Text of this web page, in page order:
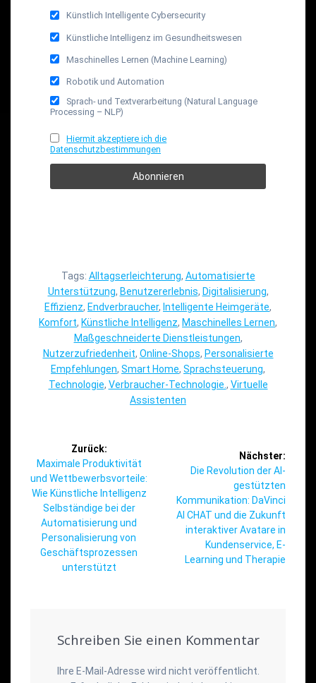
Künstlich Intelligente Cybersecurity
Künstliche Intelligenz im Gesundheitswesen
Maschinelles Lernen (Machine Learning)
Robotik und Automation
Sprach- und Textverarbeitung (Natural Language
Processing – NLP)
Hiermit akzeptiere ich die
Datenschutzbestimmungen
Tags: Alltagserleichterung, Automatisierte
Unterstützung, Benutzererlebnis, Digitalisierung,
Effizienz, Endverbraucher, Intelligente Heimgeräte,
Komfort, Künstliche Intelligenz, Maschinelles Lernen,
Maßgeschneiderte Dienstleistungen,
Nutzerzufriedenheit, Online-Shops, Personalisierte
Empfehlungen, Smart Home, Sprachsteuerung,
Technologie, Verbraucher-Technologie. , Virtuelle
Assistenten
Beitragsnavigation
Zurück:
Vorheriger
Beitrag:
Maximale Produktivität
und Wettbewerbsvorteile:
Wie Künstliche Intelligenz
Selbständige bei der
Automatisierung und
Personalisierung von
Geschäftsprozessen
unterstützt
Nächster:
Nächster
Die Revolution der AI-
gestützten
Kommunikation: DaVinci
AI CHAT und die Zukunft
interaktiver Avatare in
Kundenservice, E-
Learning und Therapie
Schreiben Sie einen Kommentar
Ihre E-Mail-Adresse wird nicht veröffentlicht.